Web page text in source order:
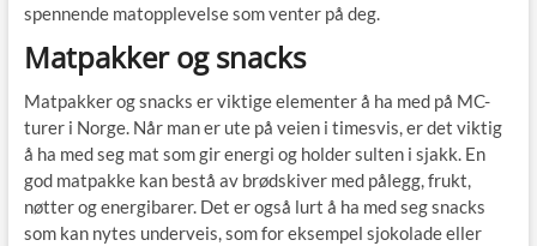
spennende matopplevelse som venter på deg.
Matpakker og snacks
Matpakker og snacks er viktige elementer å ha med på MC-
turer i Norge. Når man er ute på veien i timesvis, er det viktig
å ha med seg mat som gir energi og holder sulten i sjakk. En
god matpakke kan bestå av brødskiver med pålegg, frukt,
nøtter og energibarer. Det er også lurt å ha med seg snacks
som kan nytes underveis, som for eksempel sjokolade eller